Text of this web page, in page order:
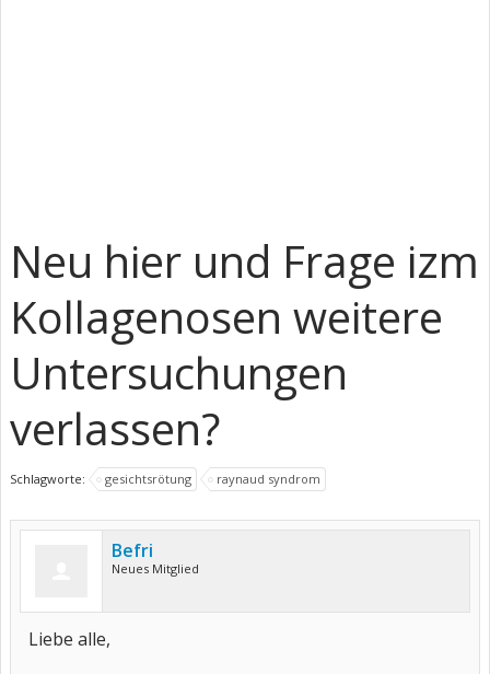
Neu hier und Frage izm
Kollagenosen weitere
Untersuchungen
verlassen?
Schlagworte: gesichtsrötung raynaud syndrom
Befri
Neues Mitglied
Liebe alle,